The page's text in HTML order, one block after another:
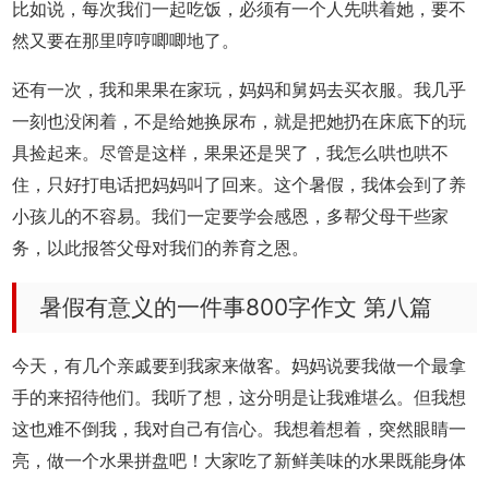
比如说，每次我们一起吃饭，必须有一个人先哄着她，要不
然又要在那里哼哼唧唧地了。
还有一次，我和果果在家玩，妈妈和舅妈去买衣服。我几乎
一刻也没闲着，不是给她换尿布，就是把她扔在床底下的玩
具捡起来。尽管是这样，果果还是哭了，我怎么哄也哄不
住，只好打电话把妈妈叫了回来。这个暑假，我体会到了养
小孩儿的不容易。我们一定要学会感恩，多帮父母干些家
务，以此报答父母对我们的养育之恩。
暑假有意义的一件事800字作文 第八篇
今天，有几个亲戚要到我家来做客。妈妈说要我做一个最拿
手的来招待他们。我听了想，这分明是让我难堪么。但我想
这也难不倒我，我对自己有信心。我想着想着，突然眼睛一
亮，做一个水果拼盘吧！大家吃了新鲜美味的水果既能身体